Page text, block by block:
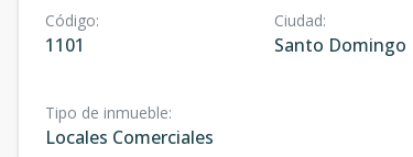
Código:
1101
Ciudad:
Santo Domingo
Tipo de inmueble:
Locales Comerciales